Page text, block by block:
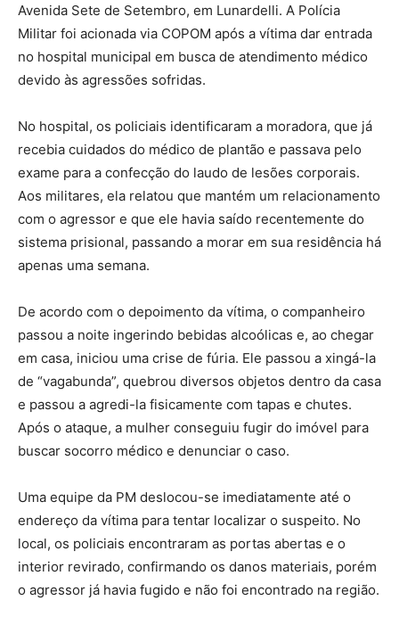
Avenida Sete de Setembro, em Lunardelli. A Polícia
Militar foi acionada via COPOM após a vítima dar entrada
no hospital municipal em busca de atendimento médico
devido às agressões sofridas.
No hospital, os policiais identificaram a moradora, que já
recebia cuidados do médico de plantão e passava pelo
exame para a confecção do laudo de lesões corporais.
Aos militares, ela relatou que mantém um relacionamento
com o agressor e que ele havia saído recentemente do
sistema prisional, passando a morar em sua residência há
apenas uma semana.
De acordo com o depoimento da vítima, o companheiro
passou a noite ingerindo bebidas alcoólicas e, ao chegar
em casa, iniciou uma crise de fúria. Ele passou a xingá-la
de “vagabunda”, quebrou diversos objetos dentro da casa
e passou a agredi-la fisicamente com tapas e chutes.
Após o ataque, a mulher conseguiu fugir do imóvel para
buscar socorro médico e denunciar o caso.
Uma equipe da PM deslocou-se imediatamente até o
endereço da vítima para tentar localizar o suspeito. No
local, os policiais encontraram as portas abertas e o
interior revirado, confirmando os danos materiais, porém
o agressor já havia fugido e não foi encontrado na região.